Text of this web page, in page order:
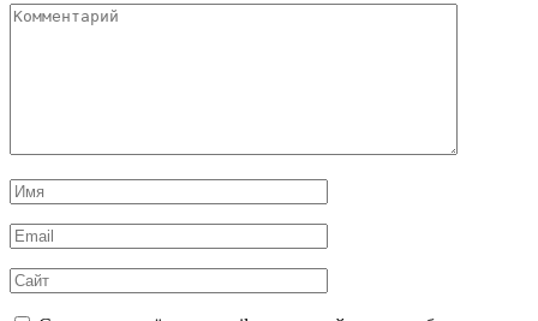
Комментарий
Имя
*
Email
*
Сайт